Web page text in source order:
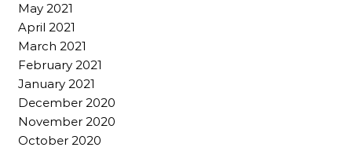
May 2021
April 2021
March 2021
February 2021
January 2021
December 2020
November 2020
October 2020